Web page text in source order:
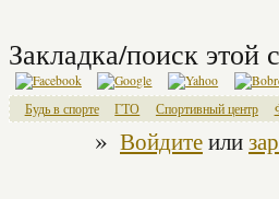
Закладка/поиск этой
Будь в спорте ГТО Спортивный центр
» Войдитеили